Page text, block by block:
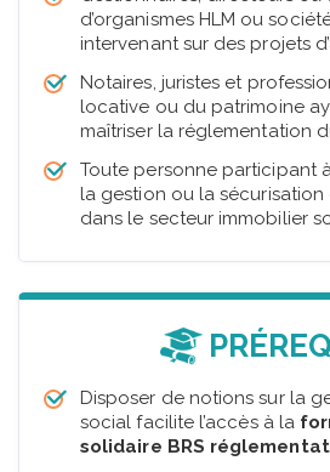
d’organismes HLM ou
intervenant sur des projets
Notaires, juristes et
locative ou du patrimoine
maîtriser la réglementation
Toute personne participant
la gestion ou la sécurisation
dans le secteur immobilier
Disposer de notions sur la
social facilite l’accès à la
solidaire BRS